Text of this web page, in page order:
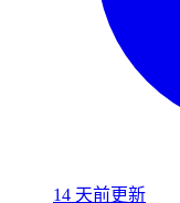
14 天前更新